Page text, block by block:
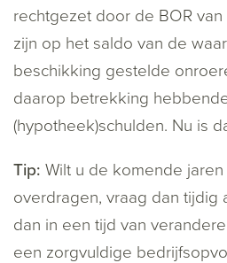
rechtgezet door de BOR
zijn op het saldo van de
beschikking gestelde
daarop betrekking
(hypotheek)schulden. Nu is
Tip: Wilt u de komende
overdragen, vraag dan tijdig
dan in een tijd van
een zorgvuldige